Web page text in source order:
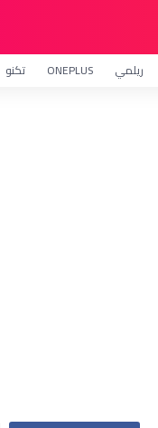
ريلمي ONEPLUS تكنو